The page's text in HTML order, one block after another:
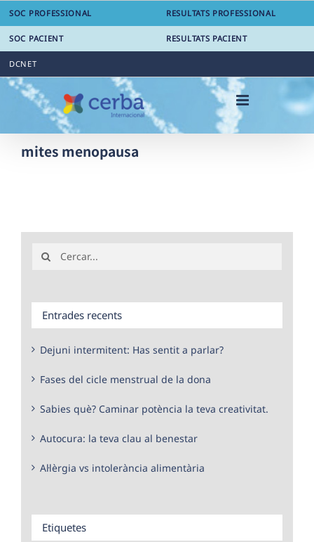
Skip
content
SOC PROFESSIONAL RESULTATS PROFESSIONAL
SOC PACIENT RESULTATS PACIENT
DCNET
mites menopausa
for:
Entrades recents
Dejuni intermitent: Has sentit a parlar?
Fases del cicle menstrual de la dona
Sabies què? Caminar potència la teva creativitat.
Autocura: la teva clau al benestar
Al·lèrgia vs intolerància alimentària
Etiquetes